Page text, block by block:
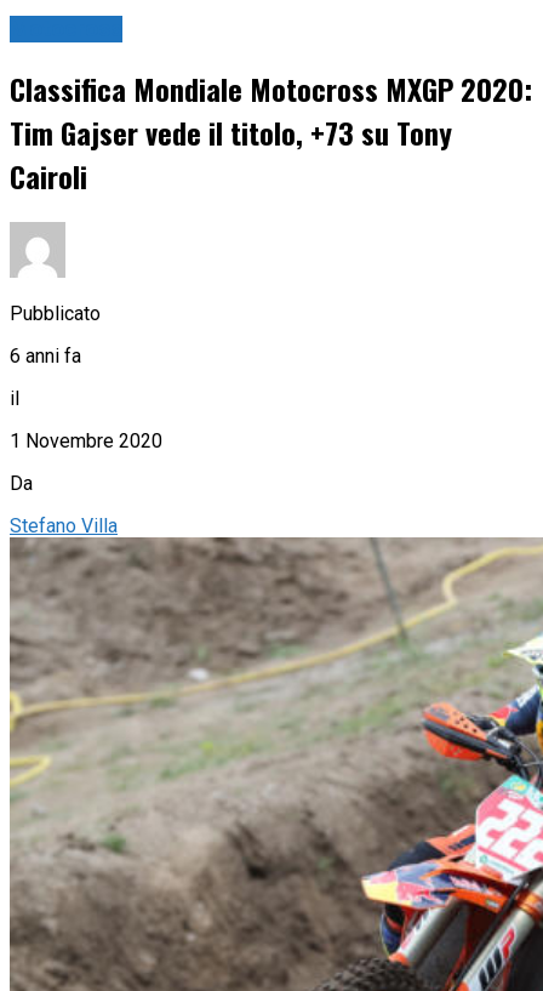
Classifica Mondiale Motocross MXGP 2020:
Tim Gajser vede il titolo, +73 su Tony
Cairoli
Pubblicato
6 anni fa
il
1 Novembre 2020
Da
Stefano Villa